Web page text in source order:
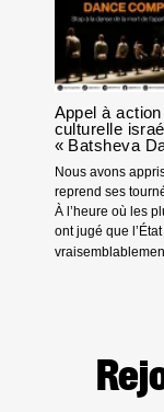
Appel à
culturelle
« Batsheva
Nous avons
reprend ses
À l’heure où les
ont jugé que